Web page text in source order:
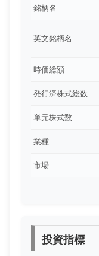
銘柄名
英文銘柄名
時価総額
発行済株式総数
単元株式数
業種
市場
投資指標